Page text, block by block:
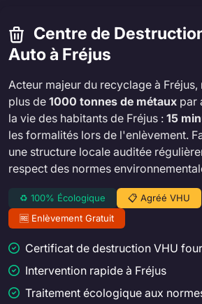
Centre de
Auto à Fréjus
Acteur majeur du recyclage à
plus de 1000 tonnes de métaux par
la vie des habitants de Fréjus : 15
les formalités lors de l'enlèvement.
une structure locale auditée
respect des normes
♻️ 100% Écologique
📋 Agréé VHU
🆓 Enlèvement Gratuit
Certificat de destruction VHU
Intervention rapide à Fréjus
Traitement écologique aux